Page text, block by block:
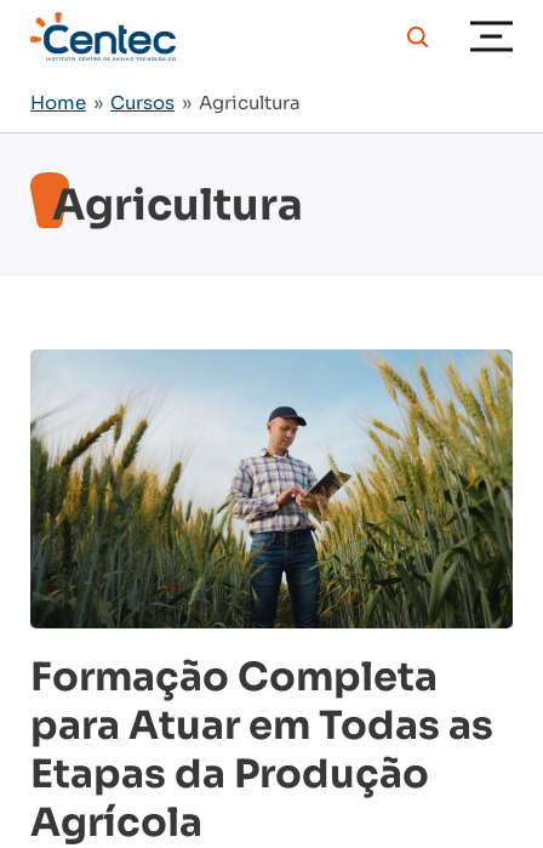
Home » Cursos » Agricultura
Agricultura
Formação Completa
para Atuar em Todas as
Etapas da Produção
Agrícola